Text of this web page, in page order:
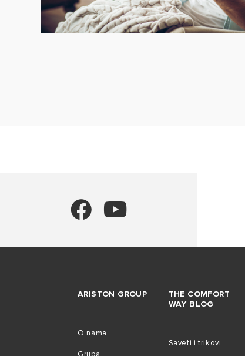
ARISTON GROUP
O nama
THE COMFORT
WAY BLOG
Saveti i trikovi